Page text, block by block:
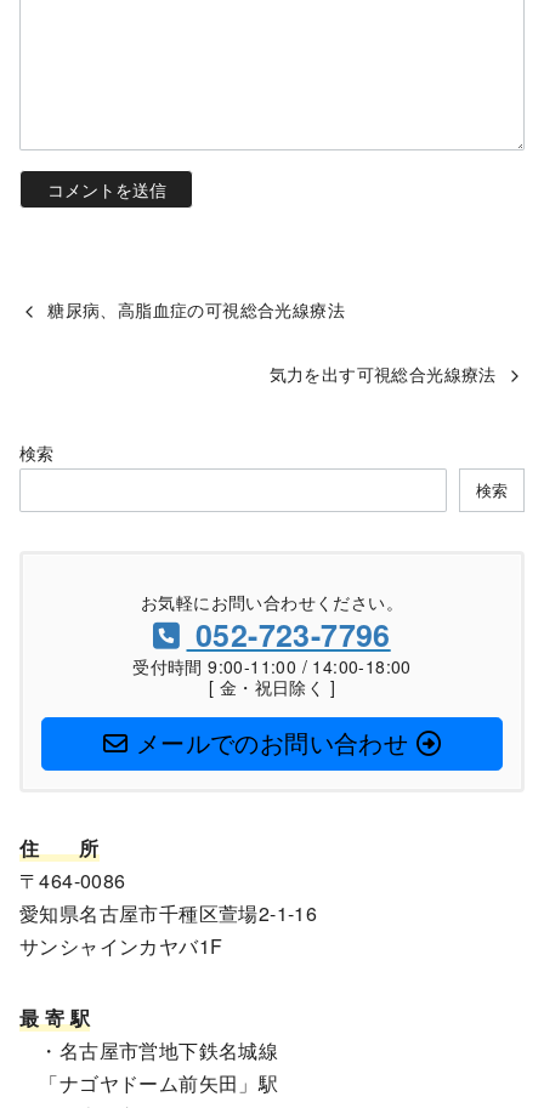
糖尿病、高脂血症の可視総合光線療法
気力を出す可視総合光線療法
検索
検索
お気軽にお問い合わせください。
052-723-7796
受付時間 9:00-11:00 / 14:00-18:00
[ 金・祝日除く ]
メールでのお問い合わせ
住
所
〒464-0086
愛知県名古屋市千種区萱場2-1-16
サンシャインカヤバ1F
最 寄 駅
・名古屋市営地下鉄名城線
「ナゴヤドーム前矢田」駅